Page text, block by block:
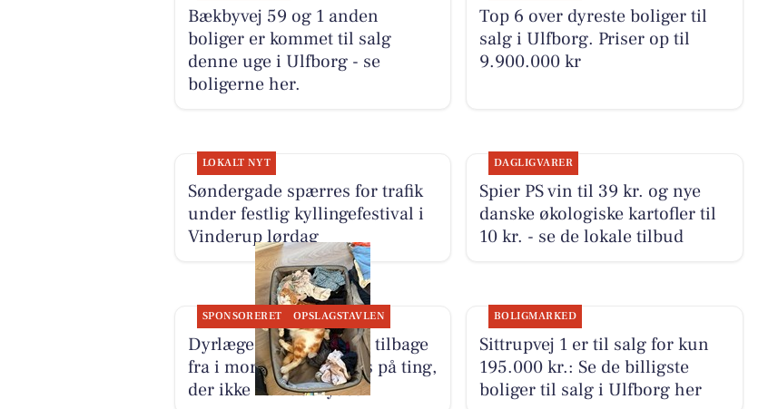
Bækbyvej 59 og 1 anden
boliger er kommet til salg
denne uge i Ulfborg - se
boligerne her.
Top 6 over dyreste boliger til
salg i Ulfborg. Priser op til
9.900.000 kr
LOKALT NYT
Søndergade spærres for trafik
under festlig kyllingefestival i
Vinderup lørdag
DAGLIGVARER
Spier PS vin til 39 kr. og nye
danske økologiske kartofler til
10 kr. - se de lokale tilbud
SPONSORERET OPSLAGSTAVLEN
Dyrlæge Center Vest er tilbage
fra i morgen med fokus på ting,
der ikke kan udskydes
BOLIGMARKED
Sittrupvej 1 er til salg for kun
195.000 kr.: Se de billigste
boliger til salg i Ulfborg her